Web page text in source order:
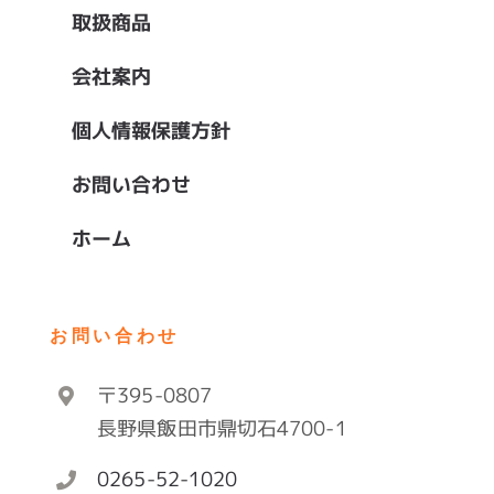
取扱商品
会社案内
個人情報保護方針
お問い合わせ
ホーム
お問い合わせ
〒395-0807
長野県飯田市鼎切石4700-1
0265-52-1020